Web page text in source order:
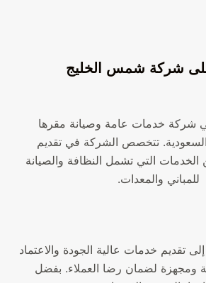
شركة شمس الخليج
شركة خدمات عامة وصيانة مقرها
السعودية. تتخصص الشركة في تقديم
التي تشمل النظافة والصيانة
للمباني والمعدات.
تقديم خدمات عالية الجودة والاعتماد
ومجهزة لضمان رضا العملاء. بفضل